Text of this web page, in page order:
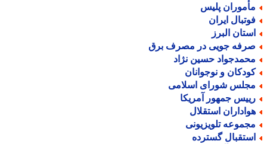
پلیس
ایران
البرز
جویی در مصرف برق
حسین نژاد
و نوجوانان
شورای اسلامی
جمهور آمریکا
استقلال
تلویزیونی
گسترده